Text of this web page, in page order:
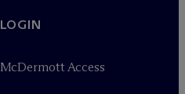
LOGIN
McDermott Access